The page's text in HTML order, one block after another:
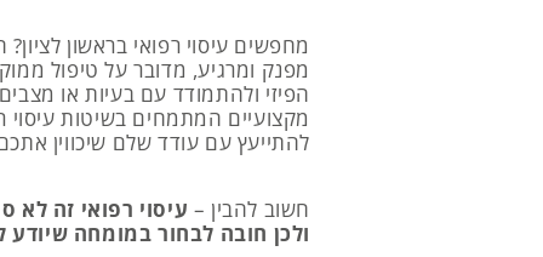
מחפשים עיסוי רפואי בראשון
מפנק ומרגיע, מדובר על טיפול
הפיזי ולהתמודד עם בעיות או
מקצועיים המתמחים בשיטות
להתייעץ עם עודד שלם שיכווין
חשוב להבין – עיסוי רפואי זה לא
ולכן חובה לבחור במומחה